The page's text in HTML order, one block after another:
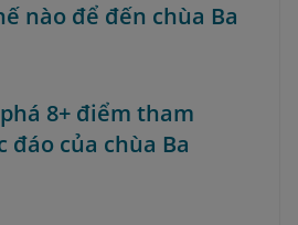
nào để đến chùa Ba
8+ điểm tham
đáo của chùa Ba